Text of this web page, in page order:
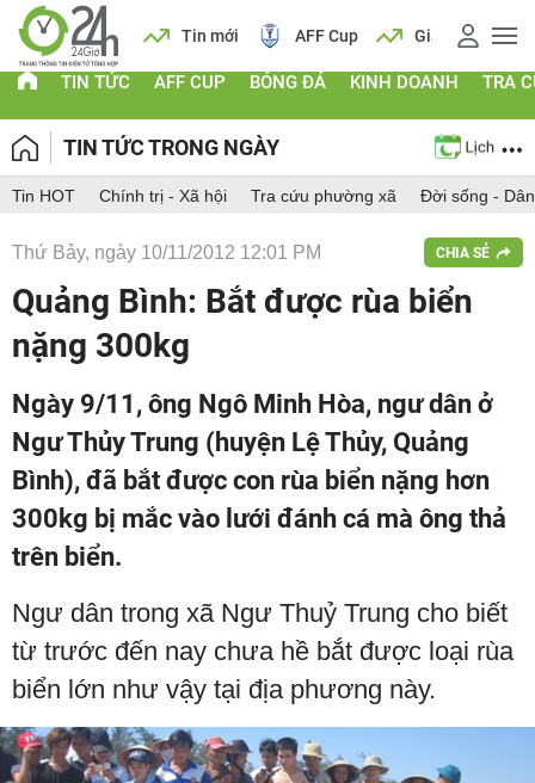
Lịch Tin mới AFF Cup Giá vàng
TIN TỨC AFF CUP BÓNG ĐÁ KINH DOANH TRA
TIN TỨC TRONG NGÀY
Tin HOT Chính trị - Xã hội Tra cứu phường xã Đời sống -
Thứ Bảy, ngày 10/11/2012 12:01 PM CHIA SẺ
Quảng Bình: Bắt được rùa biển
nặng 300kg
Ngày 9/11, ông Ngô Minh Hòa, ngư dân ở
Ngư Thủy Trung (huyện Lệ Thủy, Quảng
Bình), đã bắt được con rùa biển nặng hơn
300kg bị mắc vào lưới đánh cá mà ông thả
trên biển.
Ngư dân trong xã Ngư Thuỷ Trung cho biết
từ trước đến nay chưa hề bắt được loại rùa
biển lớn như vậy tại địa phương này.